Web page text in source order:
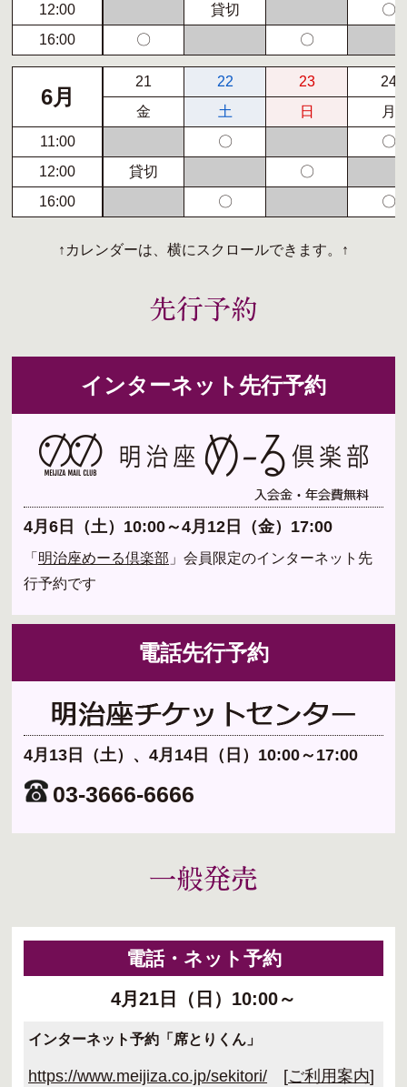
12:00
貸切
〇
16:00
〇 〇
6月
21 22 23
24
金
土 日
月
11:00
〇
〇
12:00
貸切
〇
16:00
〇 〇
↑カレンダーは、横にスクロールできます。↑
インターネット先行予約
4月6日（土）10:00～4月12日（金）17:00
「 明治座めーる倶楽部 」会員限定のインターネット先
行予約です
電話先行予約
4月13日（土）、4月14日（日）10:00～17:00
03-3666-6666
電話・ネット予約
4月21日（日）10:00～
インターネット予約「席とりくん」
https://www.meijiza.co.jp/sekitori/ [ご利用案内]